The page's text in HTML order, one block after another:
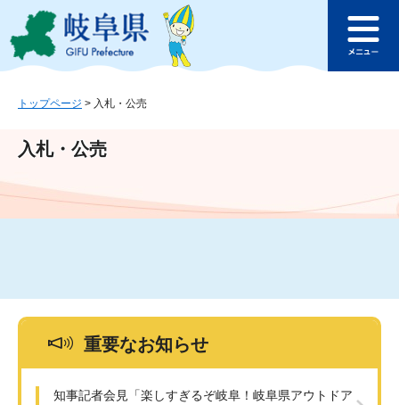
ジ
ュ
文
このページの本文へ
ュ
トップページ > 入札・公売
入札・公売
重要なお知らせ
知事記者会見「楽しすぎるぞ岐阜！岐阜県アウトドア